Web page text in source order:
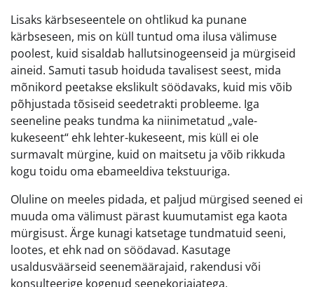
Lisaks kärbseseentele on ohtlikud ka punane
kärbseseen, mis on küll tuntud oma ilusa välimuse
poolest, kuid sisaldab hallutsinogeenseid ja mürgiseid
aineid. Samuti tasub hoiduda tavalisest seest, mida
mõnikord peetakse ekslikult söödavaks, kuid mis võib
põhjustada tõsiseid seedetrakti probleeme. Iga
seeneline peaks tundma ka niinimetatud „vale-
kukeseent“ ehk lehter-kukeseent, mis küll ei ole
surmavalt mürgine, kuid on maitsetu ja võib rikkuda
kogu toidu oma ebameeldiva tekstuuriga.
Oluline on meeles pidada, et paljud mürgised seened ei
muuda oma välimust pärast kuumutamist ega kaota
mürgisust. Ärge kunagi katsetage tundmatuid seeni,
lootes, et ehk nad on söödavad. Kasutage
usaldusväärseid seenemäärajaid, rakendusi või
konsulteerige kogenud seenekorjajatega.